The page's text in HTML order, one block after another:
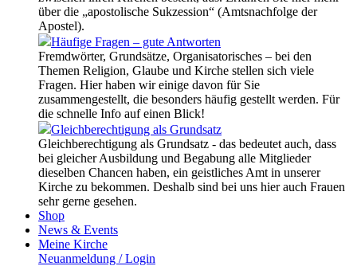
über die „apostolische Sukzession“ (Amtsnachfolge der
Apostel).
Häufige Fragen – gute Antworten
Fremdwörter, Grundsätze, Organisatorisches – bei den
Themen Religion, Glaube und Kirche stellen sich viele
Fragen. Hier haben wir einige davon für Sie
zusammengestellt, die besonders häufig gestellt werden. Für
die schnelle Info auf einen Blick!
Gleichberechtigung als Grundsatz
Gleichberechtigung als Grundsatz - das bedeutet auch, dass
bei gleicher Ausbildung und Begabung alle Mitglieder
dieselben Chancen haben, ein geistliches Amt in unserer
Kirche zu bekommen. Deshalb sind bei uns hier auch Frauen
sehr gerne gesehen.
Shop
News & Events
Meine Kirche
Neuanmeldung / Login